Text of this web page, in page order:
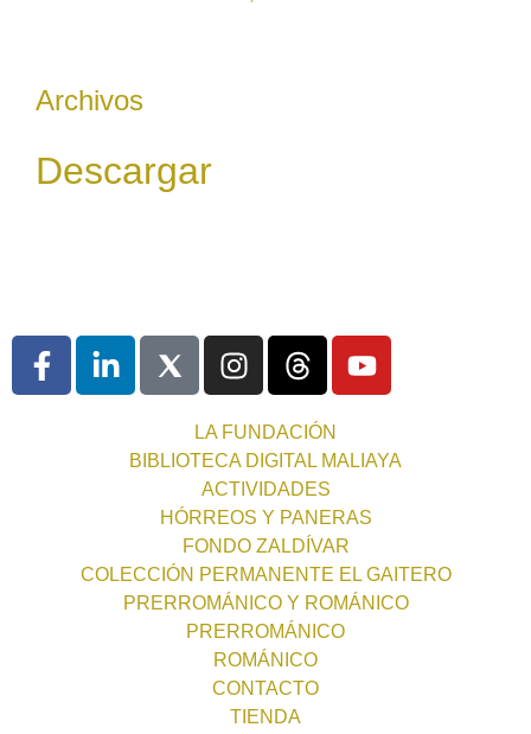
Archivos
Descargar
LA FUNDACIÓN
BIBLIOTECA DIGITAL MALIAYA
ACTIVIDADES
HÓRREOS Y PANERAS
FONDO ZALDÍVAR
COLECCIÓN PERMANENTE EL GAITERO
PRERROMÁNICO Y ROMÁNICO
PRERROMÁNICO
ROMÁNICO
CONTACTO
TIENDA